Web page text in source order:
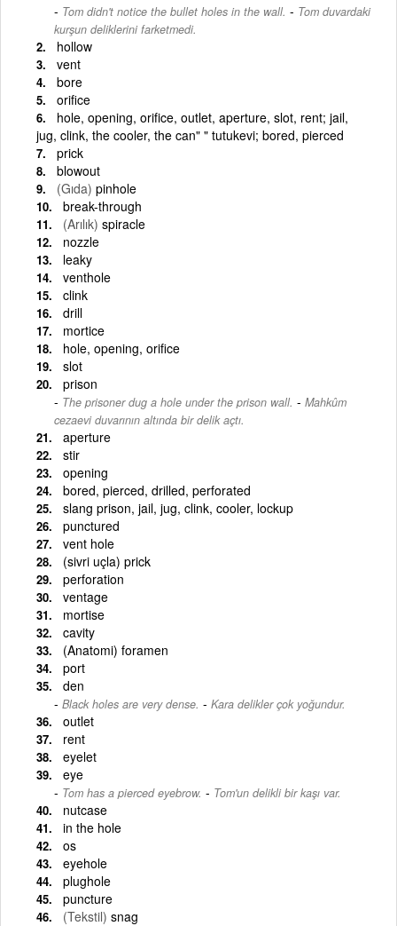
Tom didn't notice the bullet holes in the wall. - Tom duvardaki
kurşun deliklerini farketmedi.
hollow
vent
bore
orifice
hole, opening, orifice, outlet, aperture, slot, rent; jail,
jug, clink, the cooler, the can" " tutukevi; bored, pierced
prick
blowout
(Gıda) pinhole
break-through
(Arılık) spiracle
nozzle
leaky
venthole
clink
drill
mortice
hole, opening, orifice
slot
prison
The prisoner dug a hole under the prison wall. - Mahkûm
cezaevi duvarının altında bir delik açtı.
aperture
stir
opening
bored, pierced, drilled, perforated
slang prison, jail, jug, clink, cooler, lockup
punctured
vent hole
(sivri uçla) prick
perforation
ventage
mortise
cavity
(Anatomi) foramen
port
den
Black holes are very dense. - Kara delikler çok yoğundur.
outlet
rent
eyelet
eye
Tom has a pierced eyebrow. - Tom'un delikli bir kaşı var.
nutcase
in the hole
os
eyehole
plughole
puncture
(Tekstil) snag